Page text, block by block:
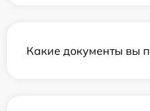
Какие документы вы